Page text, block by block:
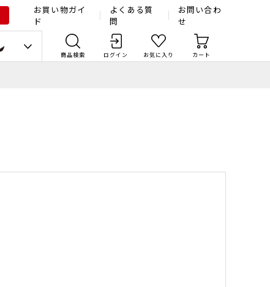
お買い物ガイ
ド
よくある質
問
お問い合わ
せ
商品検索 ログイン お気に入り カート